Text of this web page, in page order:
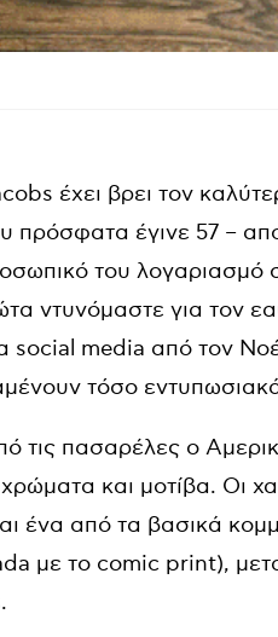
έχει βρει τον
πρόσφατα έγινε 57 –
του λογαριασμό
ντυνόμαστε για τον
social media από τον
τόσο
τις πασαρέλες ο
και μοτίβα. Οι
ένα από τα βασικά
με το comic print),